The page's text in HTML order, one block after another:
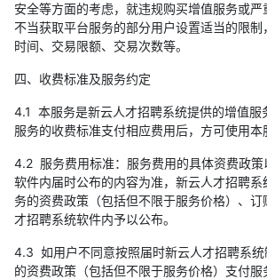
安全等方面的考虑，就违规购买增值服务或
不当获取平台服务的部分用户设置适当的限制
时间、交易限额、交易次数等。
四、收费标准及服务约定
4.1 本服务是新云人才招聘系统提供的增值服
服务的收费标准支付相应费用后，方可使用本
4.2 服务费用标准：服务费用的具体资费政策
软件内届时公布的内容为准，新云人才招聘系
务的资费政策（包括但不限于服务价格）、订
才招聘系统软件内予以公布。
4.3 如用户不同意按照届时新云人才招聘系
的资费政策（包括但不限于服务价格）支付